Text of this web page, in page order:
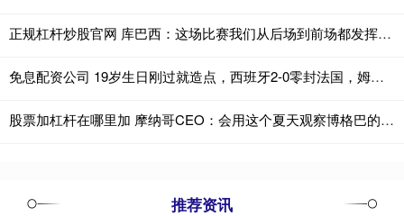
正规杠杆炒股官网 库巴西：这场比赛我们从后场到前场都发挥出色，完全压制了对手
免息配资公司 19岁生日刚过就造点，西班牙2-0零封法国，姆巴佩6次栽给这小孩？
股票加杠杆在哪里加 摩纳哥CEO：会用这个夏天观察博格巴的水平，他确实有可能离开
推荐资讯